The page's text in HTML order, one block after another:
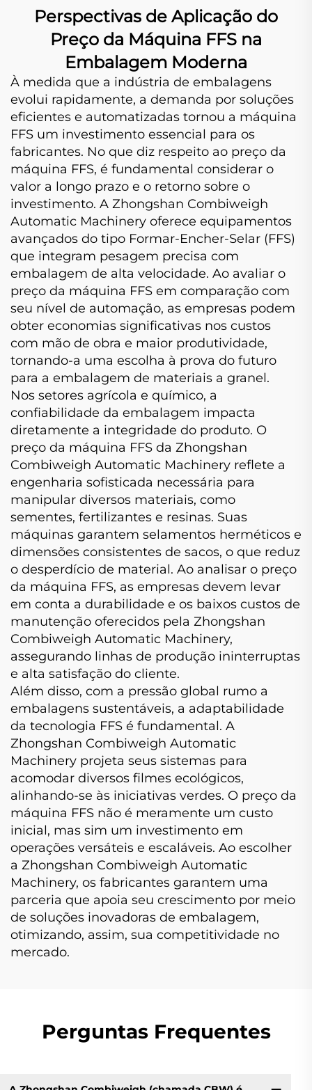
Perspectivas de Aplicação do
Preço da Máquina FFS na
Embalagem Moderna
À medida que a indústria de embalagens
evolui rapidamente, a demanda por soluções
eficientes e automatizadas tornou a máquina
FFS um investimento essencial para os
fabricantes. No que diz respeito ao preço da
máquina FFS, é fundamental considerar o
valor a longo prazo e o retorno sobre o
investimento. A Zhongshan Combiweigh
Automatic Machinery oferece equipamentos
avançados do tipo Formar-Encher-Selar (FFS)
que integram pesagem precisa com
embalagem de alta velocidade. Ao avaliar o
preço da máquina FFS em comparação com
seu nível de automação, as empresas podem
obter economias significativas nos custos
com mão de obra e maior produtividade,
tornando-a uma escolha à prova do futuro
para a embalagem de materiais a granel.
Nos setores agrícola e químico, a
confiabilidade da embalagem impacta
diretamente a integridade do produto. O
preço da máquina FFS da Zhongshan
Combiweigh Automatic Machinery reflete a
engenharia sofisticada necessária para
manipular diversos materiais, como
sementes, fertilizantes e resinas. Suas
máquinas garantem selamentos herméticos e
dimensões consistentes de sacos, o que reduz
o desperdício de material. Ao analisar o preço
da máquina FFS, as empresas devem levar
em conta a durabilidade e os baixos custos de
manutenção oferecidos pela Zhongshan
Combiweigh Automatic Machinery,
assegurando linhas de produção ininterruptas
e alta satisfação do cliente.
Além disso, com a pressão global rumo a
embalagens sustentáveis, a adaptabilidade
da tecnologia FFS é fundamental. A
Zhongshan Combiweigh Automatic
Machinery projeta seus sistemas para
acomodar diversos filmes ecológicos,
alinhando-se às iniciativas verdes. O preço da
máquina FFS não é meramente um custo
inicial, mas sim um investimento em
operações versáteis e escaláveis. Ao escolher
a Zhongshan Combiweigh Automatic
Machinery, os fabricantes garantem uma
parceria que apoia seu crescimento por meio
de soluções inovadoras de embalagem,
otimizando, assim, sua competitividade no
mercado.
Perguntas Frequentes